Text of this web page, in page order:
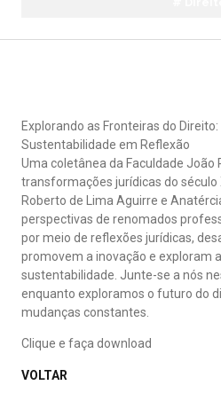
Explorando as Fronteiras do
Sustentabilidade em Reflexão
Uma coletânea da Faculdade João
transformações jurídicas do século
Roberto de Lima Aguirre e
perspectivas de renomados
por meio de reflexões jurídicas,
promovem a inovação e exploram
sustentabilidade. Junte-se a nós
enquanto exploramos o futuro do
mudanças constantes.
Clique e faça download
VOLTAR